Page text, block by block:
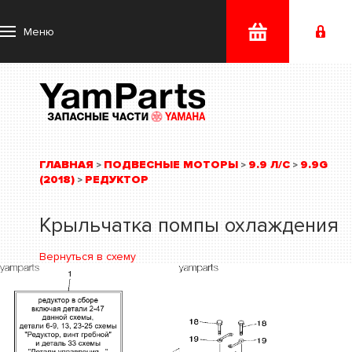
Меню
ГЛАВНАЯ > ПОДВЕСНЫЕ МОТОРЫ > 9.9 Л/С > 9.9G
(2018) > РЕДУКТОР
Крыльчатка помпы охлаждения
Вернуться в схему